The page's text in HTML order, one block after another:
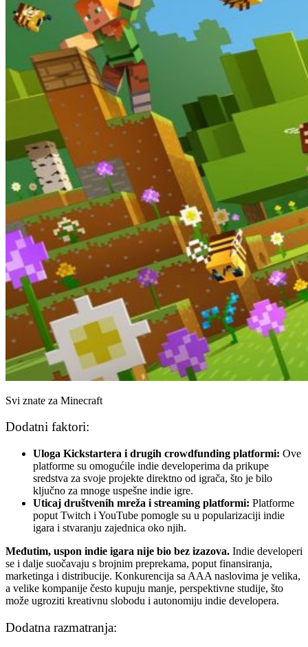
Svi znate za Minecraft
Dodatni faktori:
Uloga Kickstartera i drugih crowdfunding platformi: Ove
platforme su omogućile indie developerima da prikupe
sredstva za svoje projekte direktno od igrača, što je bilo
ključno za mnoge uspešne indie igre.
Uticaj društvenih mreža i streaming platformi: Platforme
poput Twitch i YouTube pomogle su u popularizaciji indie
igara i stvaranju zajednica oko njih.
Međutim, uspon indie igara nije bio bez izazova. Indie developeri
se i dalje suočavaju s brojnim preprekama, poput finansiranja,
marketinga i distribucije. Konkurencija sa AAA naslovima je velika,
a velike kompanije često kupuju manje, perspektivne studije, što
može ugroziti kreativnu slobodu i autonomiju indie developera.
Dodatna razmatranja: